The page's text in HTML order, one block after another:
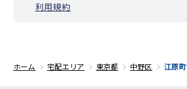
利用規約
ホーム 宅配エリア 東京都 中野区 江原町